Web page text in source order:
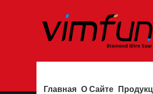
Главная О Сайте